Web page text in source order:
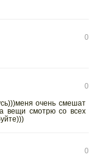
0
0
очень смешат
вещи смотрю со всех
0